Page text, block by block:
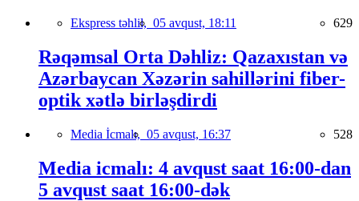
Ekspress təhlil, 05 avqust, 18:11 629
Rəqəmsal Orta Dəhliz: Qazaxıstan və
Azərbaycan Xəzərin sahillərini fiber-
optik xətlə birləşdirdi
Media İcmalı, 05 avqust, 16:37 528
Media icmalı: 4 avqust saat 16:00-dan
5 avqust saat 16:00-dək